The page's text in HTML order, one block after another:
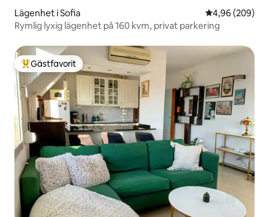
Lägenhet i Sofia 4,96 av 5 i
4,96 (209)
Rymlig lyxig lägenhet på 160 kvm, privat parkering
Populär gästfavorit
Gästfavorit